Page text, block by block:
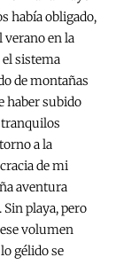
había obligado,
verano en la
sistema
de montañas
haber subido
tranquilos
a la
de mi
aventura
playa, pero
volumen
gélido se